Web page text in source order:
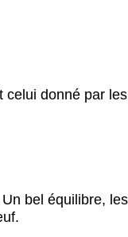
celui donné par les
bel équilibre,